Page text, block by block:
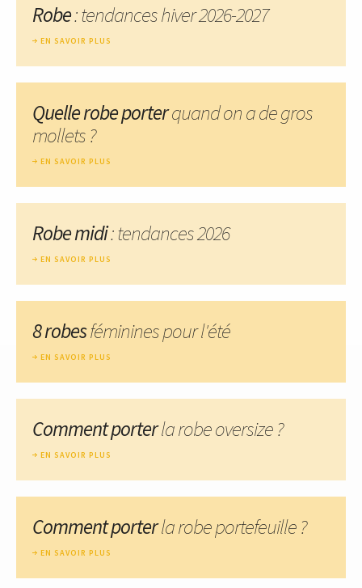
Robe: tendances hiver 2026-2027
EN SAVOIR PLUS
Quelle robe porterquand on a de gros
mollets ?
EN SAVOIR PLUS
Robe midi: tendances 2026
EN SAVOIR PLUS
8 robesféminines pour l'été
EN SAVOIR PLUS
Comment porterla robe oversize ?
EN SAVOIR PLUS
Comment porterla robe portefeuille ?
EN SAVOIR PLUS